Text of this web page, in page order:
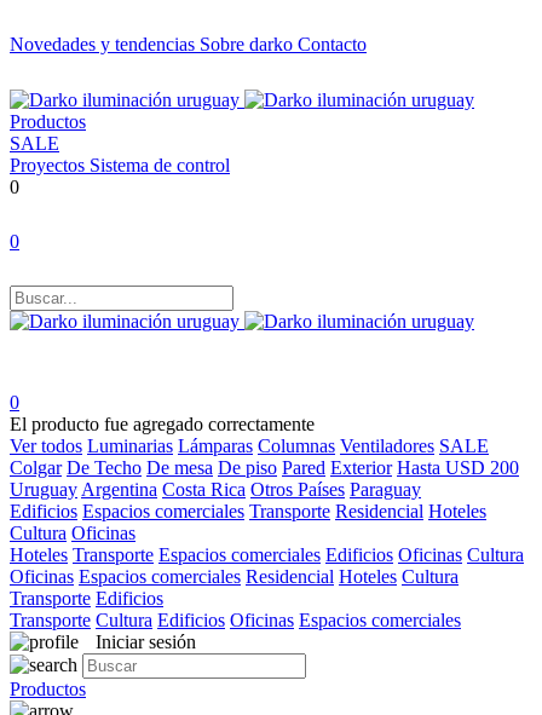
Novedades y tendencias Sobre darko Contacto
Productos
SALE
Proyectos Sistema de control
0
0
0
El producto fue agregado correctamente
Ver todos Luminarias Lámparas Columnas Ventiladores SALE
Colgar De Techo De mesa De piso Pared Exterior Hasta USD 200
Uruguay Argentina Costa Rica Otros Países Paraguay
Edificios Espacios comerciales Transporte Residencial Hoteles
Cultura Oficinas
Hoteles Transporte Espacios comerciales Edificios Oficinas Cultura
Oficinas Espacios comerciales Residencial Hoteles Cultura
Transporte Edificios
Transporte Cultura Edificios Oficinas Espacios comerciales
Iniciar sesión
Productos